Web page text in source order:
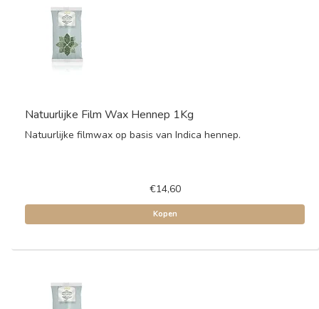
Natuurlijke Film Wax Hennep 1Kg
Natuurlijke filmwax op basis van Indica hennep.
€14,60
Kopen